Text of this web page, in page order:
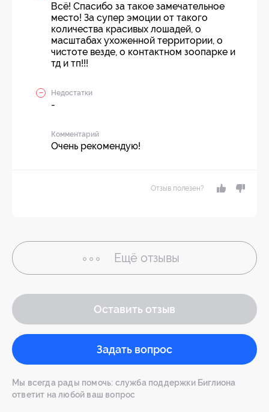
Всё! Спасибо за такое замечательное
место! За супер эмоции от такого
количества красивых лошадей, о
масштабах ухоженной территории, о
чистоте везде, о контактном зоопарке и
тд и тп!!!
Недостатки
-
Комментарий
Очень рекомендую!
Отзыв полезен?
Ещё отзывы
Оставить отзыв
Задать вопрос
Мы всегда рады помочь: служба поддержки Биглиона
ответит на любой ваш вопрос